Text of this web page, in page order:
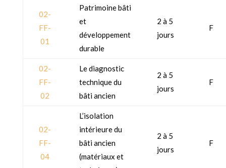
02-
FF-
01
Patrimoine bâti
et
développement
durable
2 à 5
jours
F
02-
FF-
02
Le diagnostic
technique du
bâti ancien
2 à 5
jours
F
02-
FF-
04
L’isolation
intérieure du
bâti ancien
(matériaux et
2 à 5
jours
F